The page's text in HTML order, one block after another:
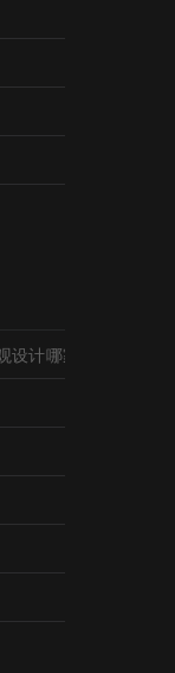
设计哪家好，工业设